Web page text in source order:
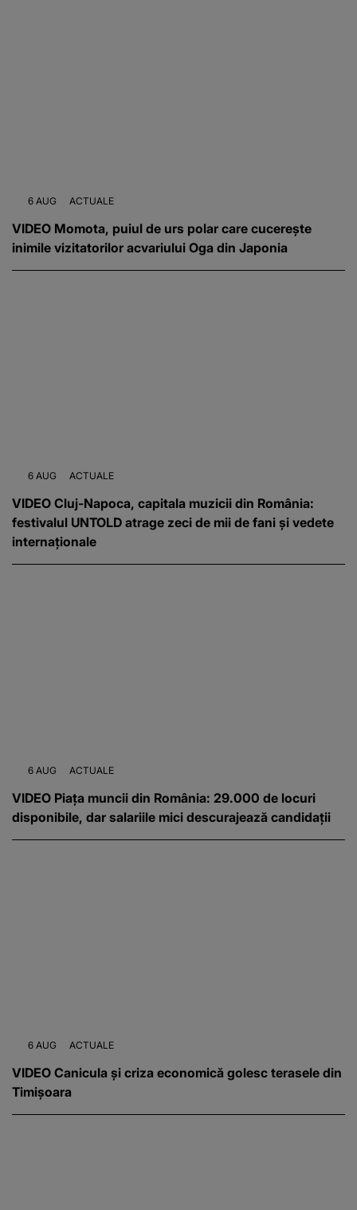
6 AUG ACTUALE
VIDEO Momota, puiul de urs polar care cucerește
inimile vizitatorilor acvariului Oga din Japonia
6 AUG ACTUALE
VIDEO Cluj-Napoca, capitala muzicii din România:
festivalul UNTOLD atrage zeci de mii de fani și vedete
internaționale
6 AUG ACTUALE
VIDEO Piața muncii din România: 29.000 de locuri
disponibile, dar salariile mici descurajează candidații
6 AUG ACTUALE
VIDEO Canicula și criza economică golesc terasele din
Timișoara